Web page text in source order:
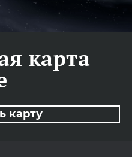
карта
карту